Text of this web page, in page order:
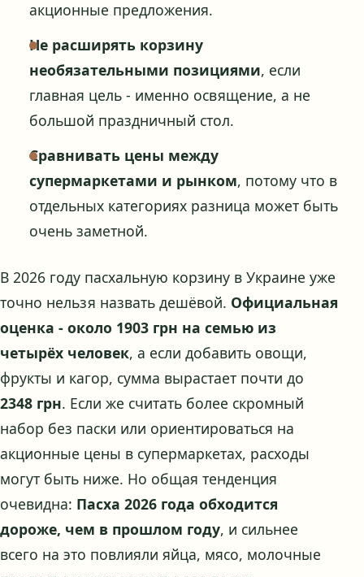
акционные предложения.
Не расширять корзину
необязательными позициями, если
главная цель - именно освящение, а не
большой праздничный стол.
Сравнивать цены между
супермаркетами и рынком, потому что в
отдельных категориях разница может быть
очень заметной.
В 2026 году пасхальную корзину в Украине уже
точно нельзя назвать дешёвой. Официальная
оценка - около 1903 грн на семью из
четырёх человек, а если добавить овощи,
фрукты и кагор, сумма вырастает почти до
2348 грн. Если же считать более скромный
набор без паски или ориентироваться на
акционные цены в супермаркетах, расходы
могут быть ниже. Но общая тенденция
очевидна: Пасха 2026 года обходится
дороже, чем в прошлом году, и сильнее
всего на это повлияли яйца, мясо, молочные